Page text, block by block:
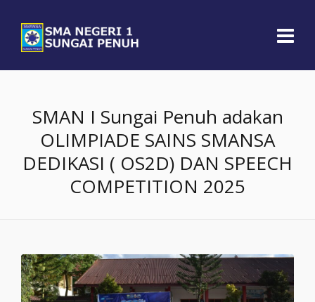
SMAN I Sungai Penuh adakan
OLIMPIADE SAINS SMANSA
DEDIKASI ( OS2D) DAN SPEECH
COMPETITION 2025